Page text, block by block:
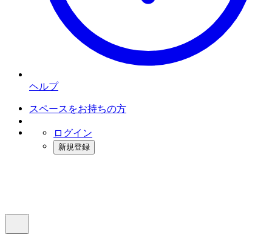
ヘルプ
スペースをお持ちの方
ログイン
新規登録